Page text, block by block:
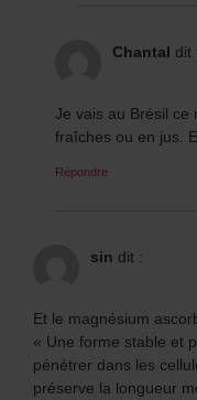
Chantal dit
Je vais au Brésil ce
fraîches ou en jus.
Répondre
sin dit :
Et le magnésium
« Une forme stable et
pénétrer dans les
préserve la longueur